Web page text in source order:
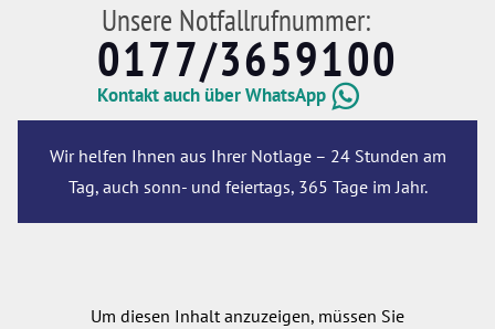
Unsere Notfallrufnummer:
0177/3659100
Kontakt auch über WhatsApp
Wir helfen Ihnen aus Ihrer Notlage – 24 Stunden am
Tag, auch sonn- und feiertags, 365 Tage im Jahr.
Um diesen Inhalt anzuzeigen, müssen Sie